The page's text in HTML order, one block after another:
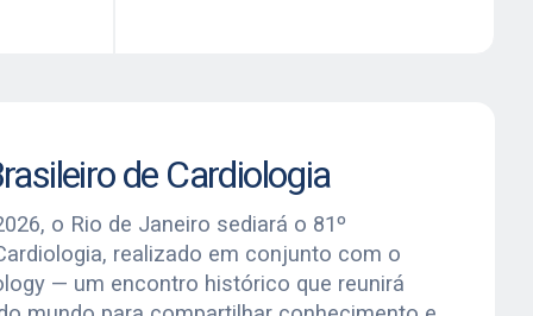
de Cardiologia
o Rio de Janeiro sediará o 81º
realizado em conjunto com o
— um encontro histórico que reunirá